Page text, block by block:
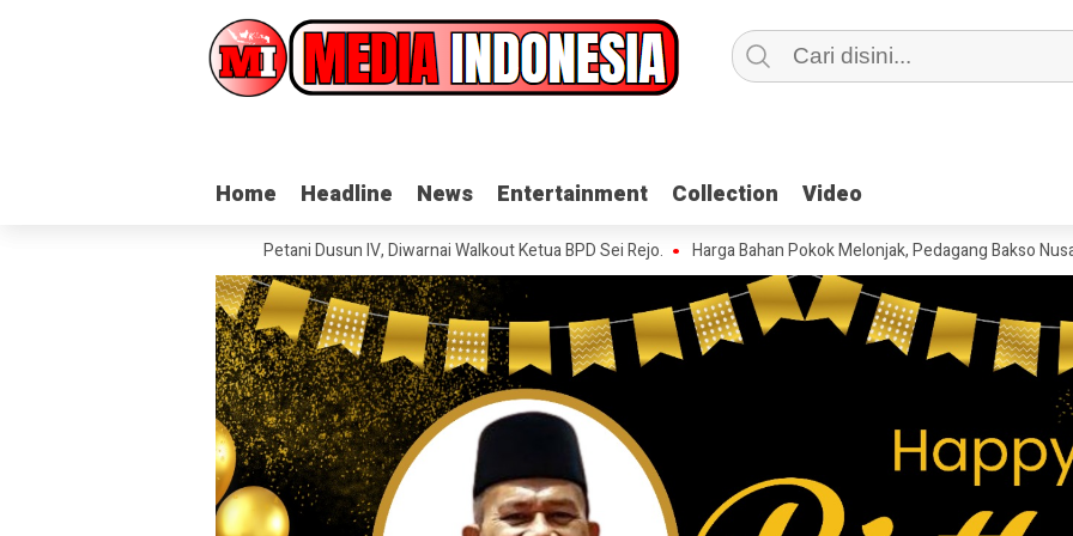
Home Headline News Entertainment Collection Video
Home Headline News Entertainment Collection Video
Aspirasi Masyarakat Petani Dusun IV, Diwarnai Walkout Ketua BPD Sei Rejo. Harga Bahan Pokok Melonjak, Pedagang Bakso Nusantara